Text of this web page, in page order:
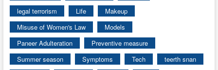
legal terrorism
Life
Makeup
Misuse of Women's Law
Models
Paneer Adulteration
Preventive measure
Summer season
Symptoms Tech
teerth snan